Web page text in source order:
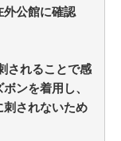
外公館に確認
されることで感
ンを着用し、
刺されないため